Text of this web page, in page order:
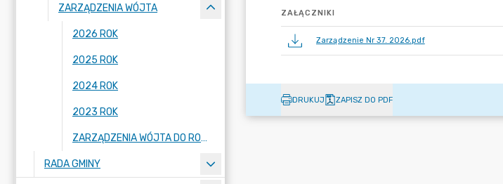
ZARZĄDZENIA WÓJTA
2026 ROK
2025 ROK
2024 ROK
2023 ROK
ZARZĄDZENIA WÓJTA DO ROKU 2022 (WŁĄCZNIE)
RADA GMINY
ZAŁĄCZNIKI
Zarządzenie Nr 37. 2026.pdf
DRUKUJ ZAPISZ DO PDF